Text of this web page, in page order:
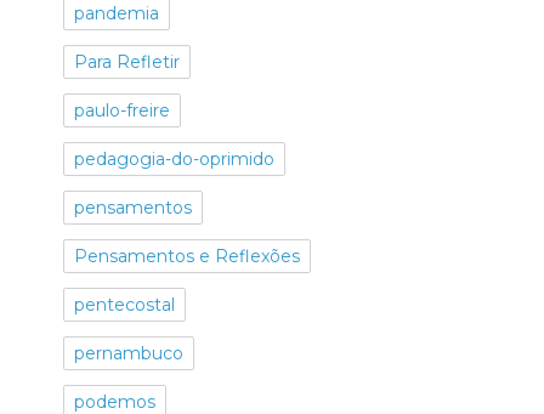
pandemia
Para Refletir
paulo-freire
pedagogia-do-oprimido
pensamentos
Pensamentos e Reflexões
pentecostal
pernambuco
podemos